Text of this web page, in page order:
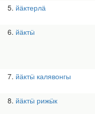
5 йӓктерлӓ
6 йӓктӹ
7 йӓктӹ калявонгы
8 йӓктӹ рижӹк